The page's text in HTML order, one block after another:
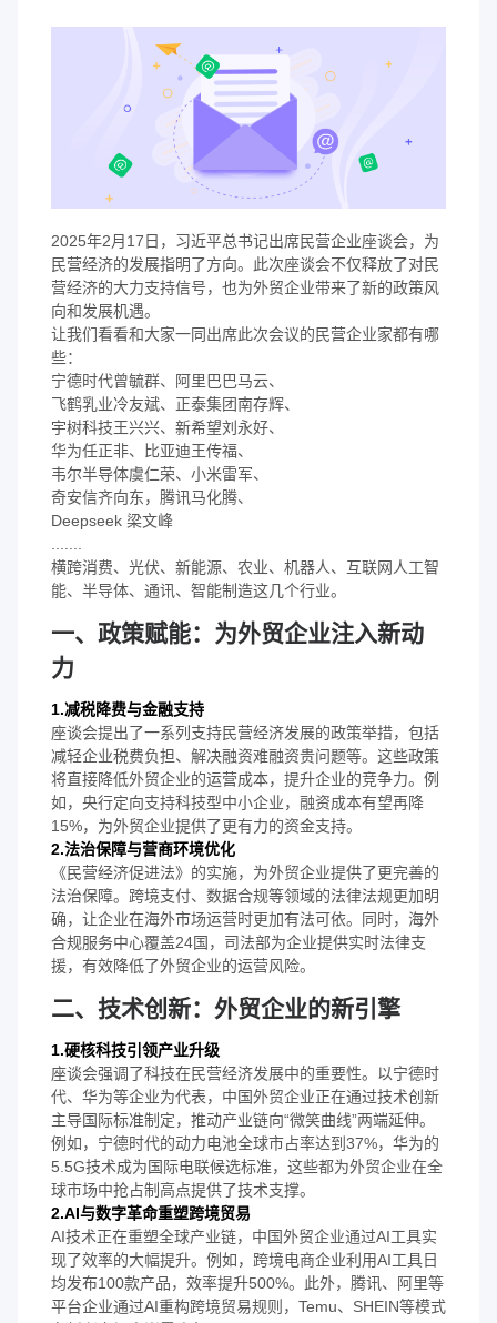
2025年2月17日，习近平总书记出席民营企业座谈会，为
民营经济的发展指明了方向。此次座谈会不仅释放了对民
营经济的大力支持信号，也为外贸企业带来了新的政策风
向和发展机遇。
让我们看看和大家一同出席此次会议的民营企业家都有哪
些：
宁德时代曾毓群、阿里巴巴马云、
飞鹤乳业冷友斌、正泰集团南存辉、
宇树科技王兴兴、新希望刘永好、
华为任正非、比亚迪王传福、
韦尔半导体虞仁荣、小米雷军、
奇安信齐向东，腾讯马化腾、
Deepseek 梁文峰
横跨消费、光伏、新能源、农业、机器人、互联网人工智
能、半导体、通讯、智能制造这几个行业。
一、政策赋能：为外贸企业注入新动
力
1.减税降费与金融支持
座谈会提出了一系列支持民营经济发展的政策举措，包括
减轻企业税费负担、解决融资难融资贵问题等。这些政策
将直接降低外贸企业的运营成本，提升企业的竞争力。例
如，央行定向支持科技型中小企业，融资成本有望再降
15%，为外贸企业提供了更有力的资金支持。
2.法治保障与营商环境优化
《民营经济促进法》的实施，为外贸企业提供了更完善的
法治保障。跨境支付、数据合规等领域的法律法规更加明
确，让企业在海外市场运营时更加有法可依。同时，海外
合规服务中心覆盖24国，司法部为企业提供实时法律支
援，有效降低了外贸企业的运营风险。
二、技术创新：外贸企业的新引擎
1.硬核科技引领产业升级
座谈会强调了科技在民营经济发展中的重要性。以宁德时
代、华为等企业为代表，中国外贸企业正在通过技术创新
主导国际标准制定，推动产业链向“微笑曲线”两端延伸。
例如，宁德时代的动力电池全球市占率达到37%，华为的
5.5G技术成为国际电联候选标准，这些都为外贸企业在全
球市场中抢占制高点提供了技术支撑。
2.AI与数字革命重塑跨境贸易
AI技术正在重塑全球产业链，中国外贸企业通过AI工具实
现了效率的大幅提升。例如，跨境电商企业利用AI工具日
均发布100款产品，效率提升500%。此外，腾讯、阿里等
平台企业通过AI重构跨境贸易规则，Temu、SHEIN等模式